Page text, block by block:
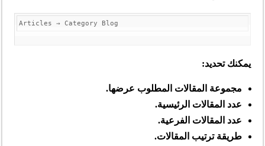
يمكنك تحديد:
مجموعة المقالات المطلوب عرضها.
عدد المقالات الرئيسية.
عدد المقالات الفرعية.
طريقة ترتيب المقالات.